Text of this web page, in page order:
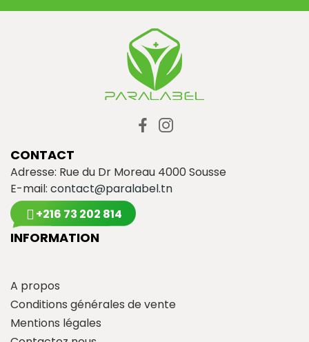
CONTACT
Adresse: Rue du Dr Moreau 4000 Sousse
E-mail: contact@paralabel.tn
+216 73 202 814
INFORMATION
A propos
Conditions générales de vente
Mentions légales